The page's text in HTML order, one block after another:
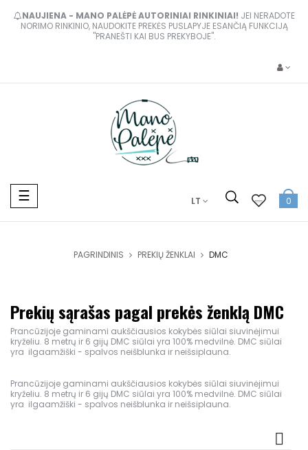
NAUJIENA - MANO PALĖPĖ AUTORINIAI RINKINIAI! JEI NERADOTE
NORIMO RINKINIO, NAUDOKITE PREKĖS PUSLAPYJE ESANČIĄ FUNKCIJĄ
"PRANEŠTI KAI BUS PREKYBOJE".
Toggle
navigation
☰ LT 0
PAGRINDINIS PREKIŲ ŽENKLAI DMC
Prekių sąrašas pagal prekės ženklą DMC
Prancūzijoje gaminami aukščiausios kokybės siūlai siuvinėjimui
kryželiu. 8 metrų ir 6 gijų DMC siūlai yra 100% medvilnė. DMC siūlai
yra ilgaamžiški - spalvos neišblunka ir neišsiplauna.
Prancūzijoje gaminami aukščiausios kokybės siūlai siuvinėjimui
kryželiu. 8 metrų ir 6 gijų DMC siūlai yra 100% medvilnė. DMC siūlai
yra ilgaamžiški - spalvos neišblunka ir neišsiplauna.
